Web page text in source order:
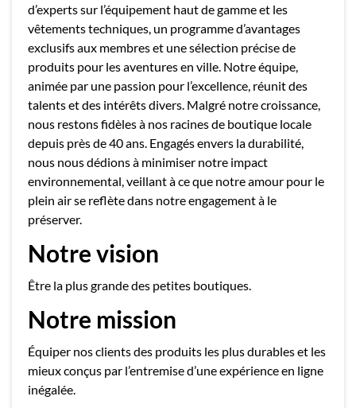
d’experts sur l’équipement haut de gamme et les
vêtements techniques, un programme d’avantages
exclusifs aux membres et une sélection précise de
produits pour les aventures en ville. Notre équipe,
animée par une passion pour l’excellence, réunit des
talents et des intérêts divers. Malgré notre croissance,
nous restons fidèles à nos racines de boutique locale
depuis près de 40 ans. Engagés envers la durabilité,
nous nous dédions à minimiser notre impact
environnemental, veillant à ce que notre amour pour le
plein air se reflète dans notre engagement à le
préserver.
Notre vision
Être la plus grande des petites boutiques.
Notre mission
Équiper nos clients des produits les plus durables et les
mieux conçus par l’entremise d’une expérience en ligne
inégalée.